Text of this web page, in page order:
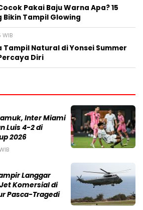
Pakai Baju Warna Apa? 15
Tampil Glowing
WIB
Natural di Yonsei Summer
Diri
Inter Miami
Luis 4-2 di
2026
Langgar
Komersial di
Pasca-Tragedi